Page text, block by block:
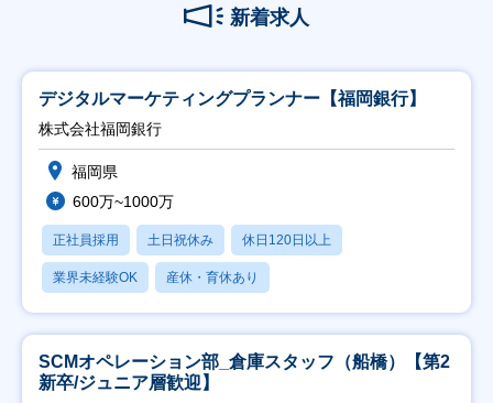
新着求人
デジタルマーケティングプランナー【福岡銀行】
株式会社福岡銀行
福岡県
600万~1000万
正社員採用 土日祝休み 休日120日以上
業界未経験OK 産休・育休あり
SCMオペレーション部_倉庫スタッフ（船橋）【第2
新卒/ジュニア層歓迎】